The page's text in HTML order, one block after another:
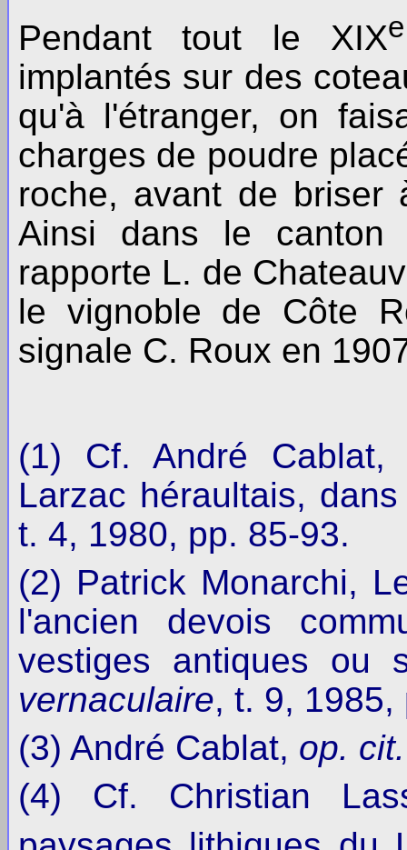
Pendant tout le XIXe
implantés sur des
qu'à l'étranger, on
charges de poudre
roche, avant de briser
Ainsi dans le
rapporte L. de
le vignoble de Côte
signale C. Roux en
(1) Cf. André
Larzac héraultais,
t. 4, 1980, pp. 85-93.
(2) Patrick Monarchi,
l'ancien devois
vestiges antiques ou
vernaculaire, t. 9, 1985,
(3) André Cablat, op. cit.
(4) Cf. Christian